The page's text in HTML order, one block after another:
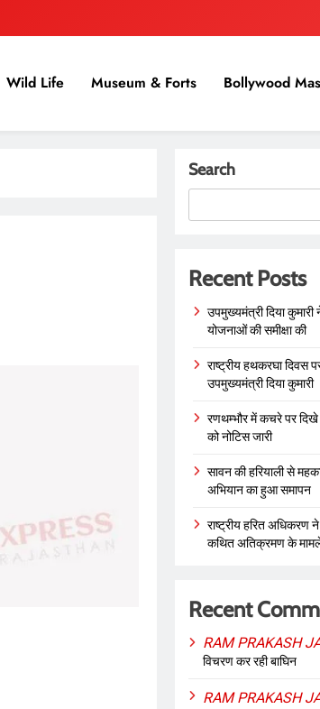
Wild Life Museum & Forts Bollywood
Search
Recent Posts
उपमुख्यमंत्री दिया कुमारी
योजनाओं की समीक्षा की
राष्ट्रीय हथकरघा दिवस
उपमुख्यमंत्री दिया कुमारी
रणथम्भौर में कचरे पर
को नोटिस जारी
सावन की हरियाली से
अभियान का हुआ समापन
राष्ट्रीय हरित अधिकरण ने
कथित अतिक्रमण के मामले
Recent
RAM PRAKASH
विचरण कर रही बाघिन
RAM PRAKASH